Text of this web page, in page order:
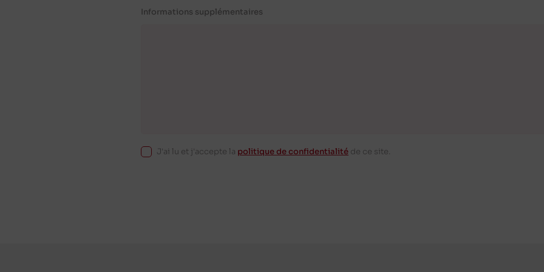
Informations supplémentaires
J'ai lu et j'accepte la politique de confidentialité de ce site.